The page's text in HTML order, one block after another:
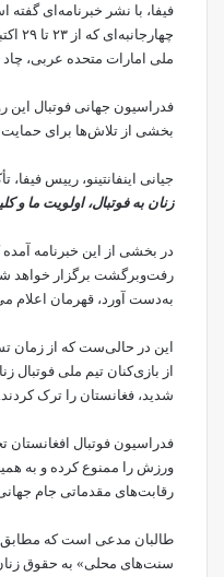
فیفا، با نشر خبرنامه‌ای گفته
ملی امارات متحده عربی، چاد
فدراسیون جهانی فوتبال این
بخشی از تلاش‌ها برای
جیانی اینفانتینو، رییس
زنان به فوتبال، اولویت ما
در بخشی از این خبرنامه
رفت‌وبرگشت برگزار خواهد
به‌دست آورد، قهرمان اعلام
از بازی‌کنان تیم ملی فوتبال
شدید، فغانستان را ترک کردند.
فدراسیون فوتبال افغانستان
ورزش را ممنوع کرده و به
رقابت‌های مقدماتی جام
طالبان مدعی است که
سنت‌های محلی» به حقوق زنان